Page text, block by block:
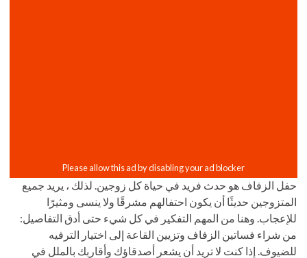
حفل الزفاف هو حدث فريد في حياة كل زوجين. لذلك ، يريد جميع
المتزوجين حديثًا أن يكون احتفالهم مشرقًا ولا ينسى ومثيرًا
للإعجاب. وهنا من المهم التفكير في كل شيء حتى أدق التفاصيل:
من شراء فساتين الزفاف وتزيين القاعة إلى اختيار الترفيه
للضيوف. إذا كنت لا تريد أن يشعر أصدقاؤك وأقاربك بالملل في